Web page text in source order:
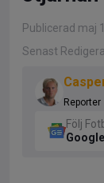
Publicerad maj
Senast
Reporter
Följ